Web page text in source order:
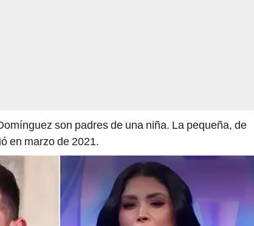
son padres de una niña. La pequeña, de
en marzo de 2021.